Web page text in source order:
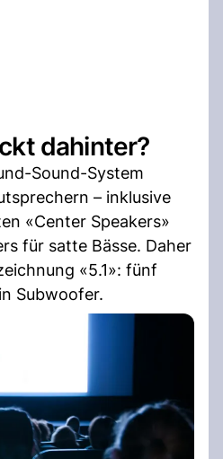
dahinter?
Sound-System
– inklusive
«Center Speakers»
für satte Bässe. Daher
«5.1»: fünf
Subwoofer.